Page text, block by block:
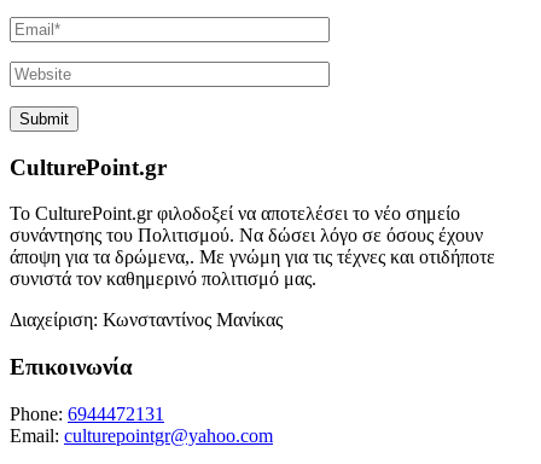
CulturePoint.gr
Το CulturePoint.gr φιλοδοξεί να αποτελέσει το νέο σημείο
συνάντησης του Πολιτισμού. Να δώσει λόγο σε όσους έχουν
άποψη για τα δρώμενα,. Με γνώμη για τις τέχνες και οτιδήποτε
συνιστά τον καθημερινό πολιτισμό μας.
Διαχείριση: Κωνσταντίνος Μανίκας
Επικοινωνία
Phone: 6944472131
Email: culturepointgr@yahoo.com